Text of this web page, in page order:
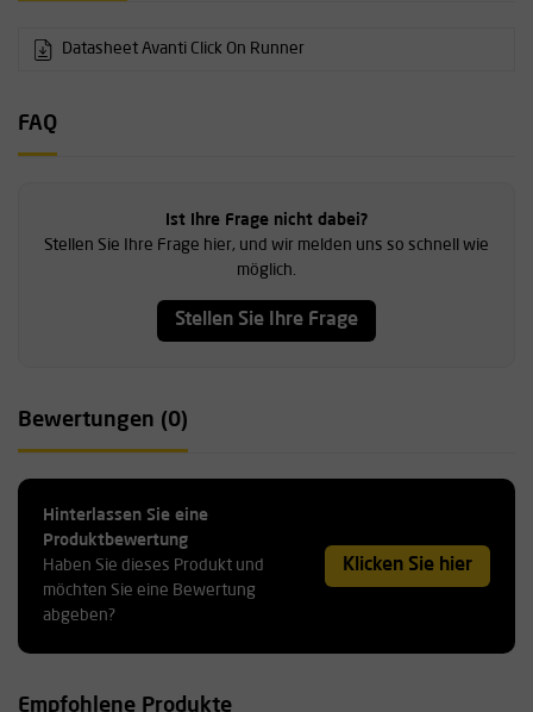
Datasheet Avanti Click On Runner
FAQ
Ist Ihre Frage nicht dabei?
Stellen Sie Ihre Frage hier, und wir melden uns so schnell wie
möglich.
Stellen Sie Ihre Frage
Bewertungen (0)
Hinterlassen Sie eine
Produktbewertung
Haben Sie dieses Produkt und
möchten Sie eine Bewertung
abgeben?
Klicken Sie hier
Empfohlene Produkte